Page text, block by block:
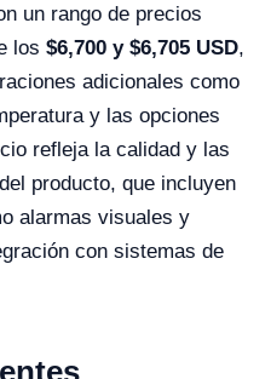
un rango de precios
los $6,700 y $6,705 USD,
adicionales como
y las opciones
refleja la calidad y las
producto, que incluyen
alarmas visuales y
con sistemas de